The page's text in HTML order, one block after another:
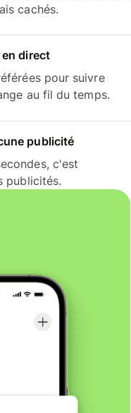
cachés.
direct
pour suivre
au fil du temps.
publicité
c'est
publicités.